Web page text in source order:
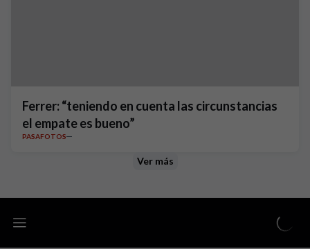
Ferrer: “teniendo en cuenta las circunstancias
el empate es bueno”
PASAFOTOS
Ver más